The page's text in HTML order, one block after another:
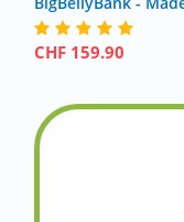
CHF 159.90